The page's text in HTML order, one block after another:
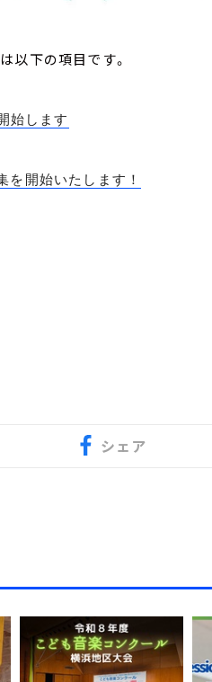
以下の項目です。
始します
を開始いたします！
シェア